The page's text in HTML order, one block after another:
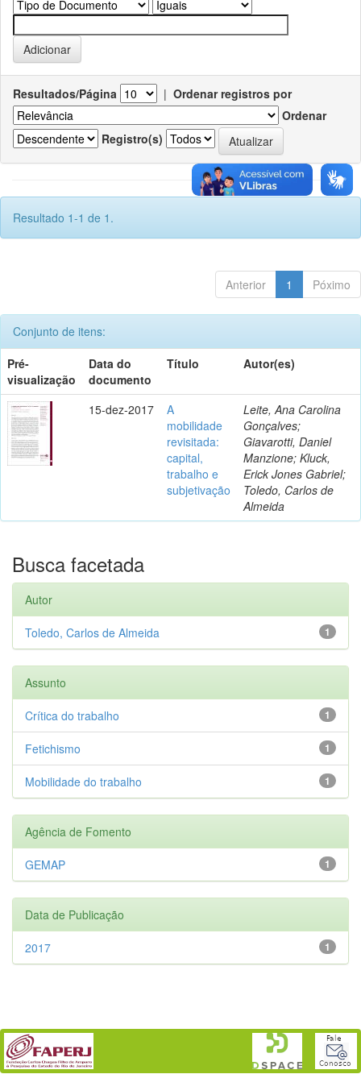
Resultados/Página | Ordenar registros por
Ordenar
Registro(s)
Resultado 1-1 de 1.
Anterior 1 Póximo
Conjunto de itens:
Pré-
visualização
Data do
documento
Título Autor(es)
15-dez-2017
A
mobilidade
revisitada:
capital,
trabalho e
subjetivação
Leite, Ana Carolina
Gonçalves;
Giavarotti, Daniel
Manzione; Kluck,
Erick Jones Gabriel;
Toledo, Carlos de
Almeida
Busca facetada
Autor
1
Toledo, Carlos de Almeida
Assunto
1
Crítica do trabalho
1
Fetichismo
1
Mobilidade do trabalho
Agência de Fomento
1
GEMAP
Data de Publicação
1
2017